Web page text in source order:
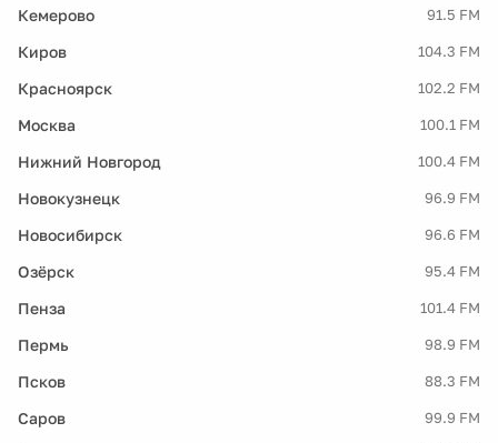
Кемерово 91.5 FM
Киров 104.3 FM
Красноярск 102.2 FM
Москва 100.1 FM
Нижний Новгород 100.4 FM
Новокузнецк 96.9 FM
Новосибирск 96.6 FM
Озёрск 95.4 FM
Пенза 101.4 FM
Пермь 98.9 FM
Псков 88.3 FM
Саров 99.9 FM